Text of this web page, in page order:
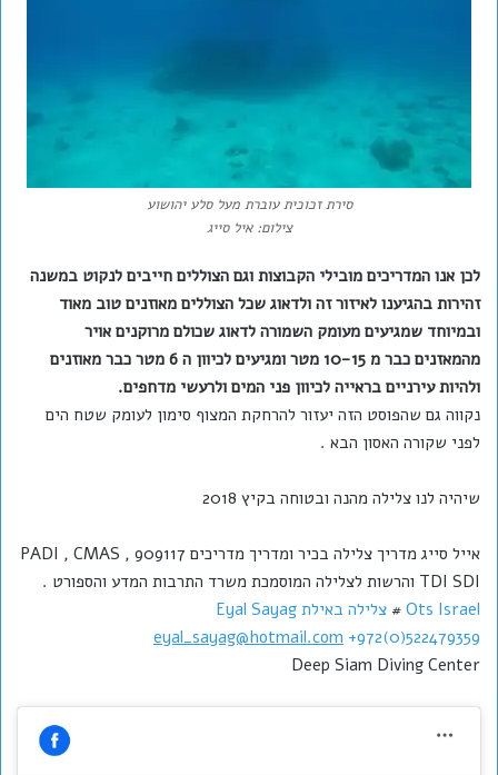
סירת זכוכית עוברת מעל סלע יהושוע
צילום: איל סייג
לכן אנו המדריכים מובילי הקבוצות וגם הצוללים חייבים לנקוט במשנה
זהירות בהגיענו לאיזור זה ולדאוג שכל הצוללים מאוזנים טוב מאוד
ובמיוחד שמגיעים מעומק השמורה לדאוג שכולם מרוקנים אויר
מהמאזנים כבר מ 10-15 מטר ומגיעים לכיוון ה 6 מטר כבר מאוזנים
ולהיות עירניים בראייה לכיוון פני המים ולרעשי מדחפים.
נקווה גם שהפוסט הזה יעזור להרחקת המצוף סימון לעומק שטח הים
לפני שקורה האסון הבא .
שיהיה לנו צלילה מהנה ובטוחה בקיץ 2018
אייל סייג מדריך צלילה בכיר ומדריך מדריכים 909117 PADI , CMAS ,
TDI SDI והרשות לצלילה המוסמכת משרד התרבות המדע והספורט .
Ots Israel
# צלילה באילת Eyal Sayag
eyal_sayag@hotmail.com +972(0)522479359
Deep Siam Diving Center